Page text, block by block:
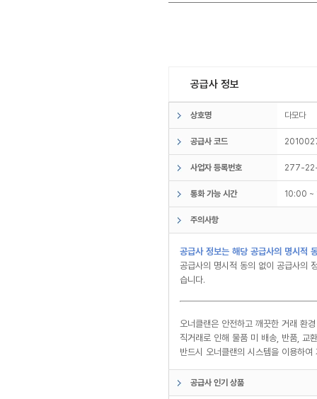
공급사 정보
상호명 다모다
공급사 코드
사업자 등록번호 277-
통화 가능 시간 10:00
주의사항
공급사 정보는 해당 공급사의 명시적
공급사의 명시적 동의 없이 공급사의
습니다.
오너클랜은 안전하고 깨끗한 거래 환
직거래로 인해 물품 미 배송, 반품, 교
반드시 오너클랜의 시스템을 이용하
공급사 인기 상품